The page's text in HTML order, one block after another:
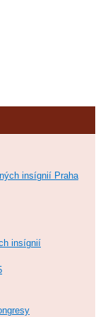
insígnií Praha
insígnií